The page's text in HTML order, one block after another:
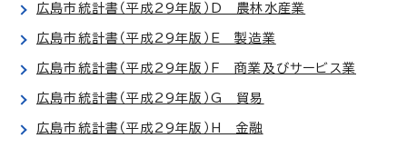
広島市統計書（平成29年版）D 農林水産業
広島市統計書（平成29年版）E 製造業
広島市統計書（平成29年版）F 商業及びサービス業
広島市統計書（平成29年版）G 貿易
広島市統計書（平成29年版）H 金融